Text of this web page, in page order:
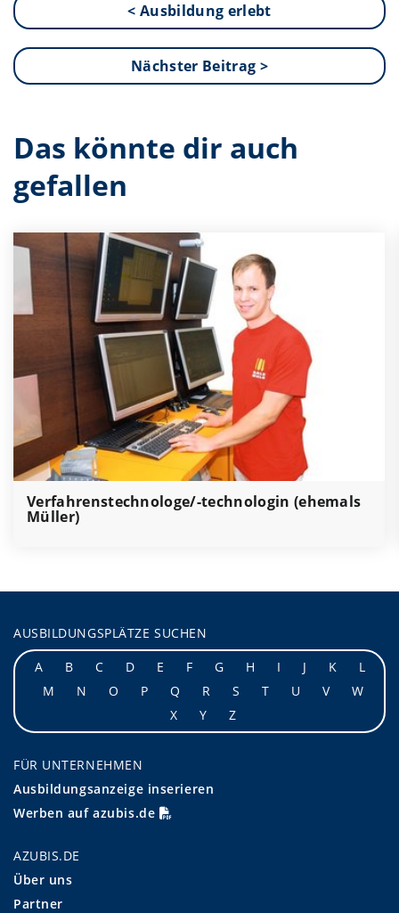
< Ausbildung erlebt
Nächster Beitrag >
Das könnte dir auch
gefallen
Verfahrenstechnologe/-technologin (ehemals
Müller)
AUSBILDUNGSPLÄTZE SUCHEN
A
B C D E F G H I J K
L
M
N O P Q R S T U V
W
X
Y Z
FÜR UNTERNEHMEN
Ausbildungsanzeige inserieren
Werben auf azubis.de
AZUBIS.DE
Über uns
Partner